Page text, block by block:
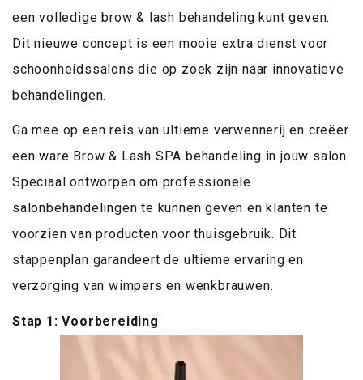
een volledige brow & lash behandeling kunt geven.
Dit nieuwe concept is een mooie extra dienst voor
schoonheidssalons die op zoek zijn naar innovatieve
behandelingen.
Ga mee op een reis van ultieme verwennerij en creëer
een ware Brow & Lash SPA behandeling in jouw salon.
Speciaal ontworpen om professionele
salonbehandelingen te kunnen geven en klanten te
voorzien van producten voor thuisgebruik. Dit
stappenplan garandeert de ultieme ervaring en
verzorging van wimpers en wenkbrauwen.
Stap 1: Voorbereiding